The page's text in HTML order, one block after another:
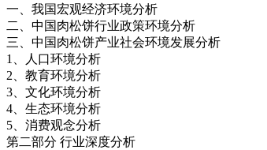
一、我国宏观经济环境分析
二、中国肉松饼行业政策环境分析
三、中国肉松饼产业社会环境发展分析
1、人口环境分析
2、教育环境分析
3、文化环境分析
4、生态环境分析
5、消费观念分析
第二部分 行业深度分析